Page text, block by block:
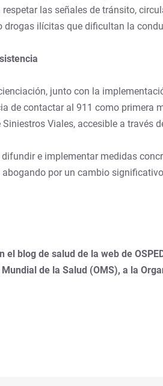
las señales de tránsito,
ilícitas que dificultan la
junto con la
de contactar al 911 como primera
Viales, accesible a través
e implementar medidas
por un cambio
el blog de salud de la web de
de la Salud (OMS), a la